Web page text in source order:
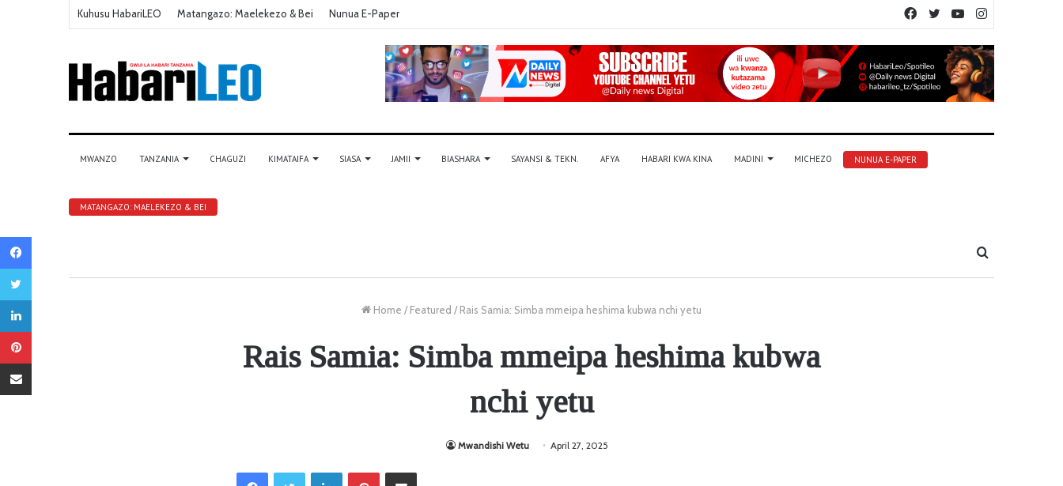
Kuhusu HabariLEO Matangazo: Maelekezo & Bei Nunua E-Paper YouTube
Twitter
Facebook
MWANZO TANZANIA CHAGUZI KIMATAIFA SIASA JAMII BIASHARA SAYANSI & TEKN. AFYA HABARI KWA KINA MADINI MICHEZO NUNUA E-PAPER
MATANGAZO: MAELEKEZO & BEI
Tafuta
Home / Featured / Rais Samia: Simba mmeipa heshima kubwa nchi yetu
Rais Samia: Simba mmeipa heshima kubwa
nchi yetu
Mwandishi Wetu April 27, 2025
LinkedIn